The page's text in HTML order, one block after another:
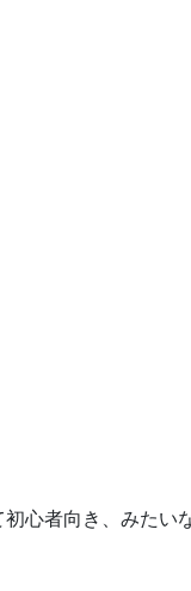
心者向き、みたい